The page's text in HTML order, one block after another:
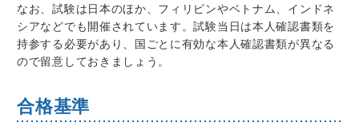
なお、試験は日本のほか、フィリピンやベトナム、インドネ
シアなどでも開催されています。試験当日は本人確認書類を
持参する必要があり、国ごとに有効な本人確認書類が異なる
ので留意しておきましょう。
合格基準